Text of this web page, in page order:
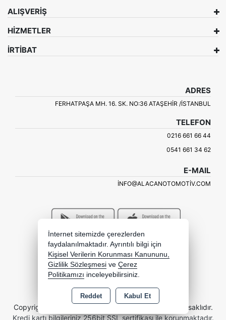
ALIŞVERİŞ
HİZMETLER
İRTİBAT
ADRES
FERHATPAŞA MH. 16. SK. NO:36 ATAŞEHIR /İSTANBUL
TELEFON
0216 661 66 44
0541 661 34 62
E-MAIL
INFO@ALACANOTOMOTIV.COM
Copyright 2026 alacanotomotiv.com.tr - Tüm hakları saklıdır.
Kredi kartı bilgileriniz 256bit SSL sertifikası ile korunmaktadır.
İnternet sitemizde çerezlerden
faydalanılmaktadır. Ayrıntılı bilgi için
Kişisel Verilerin Korunması Kanununu,
Gizlilik Sözleşmesi ve Çerez
Politikamızı inceleyebilirsiniz.
Reddet Kabul Et